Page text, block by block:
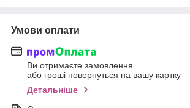
Умови оплати
Ви отримаєте замовлення
або гроші повернуться на вашу картку
Детальніше